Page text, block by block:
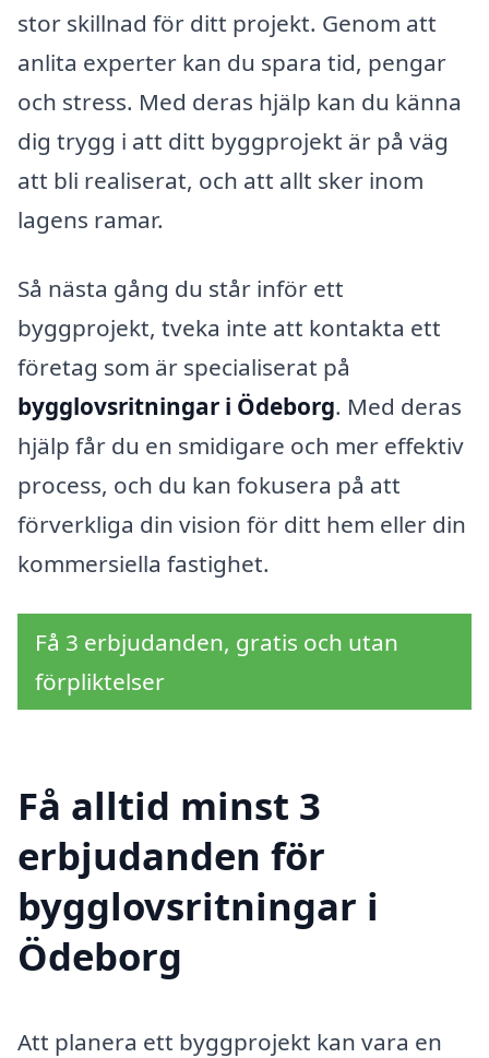
stor skillnad för ditt projekt. Genom att
anlita experter kan du spara tid, pengar
och stress. Med deras hjälp kan du känna
dig trygg i att ditt byggprojekt är på väg
att bli realiserat, och att allt sker inom
lagens ramar.
Så nästa gång du står inför ett
byggprojekt, tveka inte att kontakta ett
företag som är specialiserat på
bygglovsritningar i Ödeborg. Med deras
hjälp får du en smidigare och mer effektiv
process, och du kan fokusera på att
förverkliga din vision för ditt hem eller din
kommersiella fastighet.
Få 3 erbjudanden, gratis och utan
förpliktelser
Få alltid minst 3
erbjudanden för
bygglovsritningar i
Ödeborg
Att planera ett byggprojekt kan vara en